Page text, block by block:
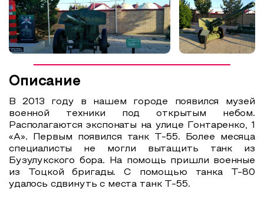
Описание
В 2013 году в нашем городе появился музей
военной техники под открытым небом.
Располагаются экспонаты на улице Гонтаренко, 1
«А». Первым появился танк Т-55. Более месяца
специалисты не могли вытащить танк из
Бузулукского бора. На помощь пришли военные
из Тоцкой бригады. С помощью танка Т-80
удалось сдвинуть с места танк Т-55.